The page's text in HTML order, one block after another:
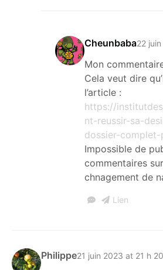
Cheunbaba22
Mon
Cela veut dire
l’article :
https://
nt-reussir-sa-
dossier-
Impossible de
commentaires
chnagement de
Lien
Philippe21 juin 2023 at 21 h